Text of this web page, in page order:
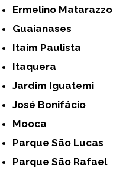
Ermelino Matarazzo
Guaianases
Itaim Paulista
Itaquera
Jardim Iguatemi
José Bonifácio
Mooca
Parque São Lucas
Parque São Rafael